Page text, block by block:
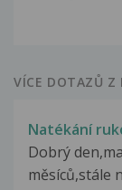
VÍCE DOTAZŮ Z
Natékání
Dobrý
měsíců,stále